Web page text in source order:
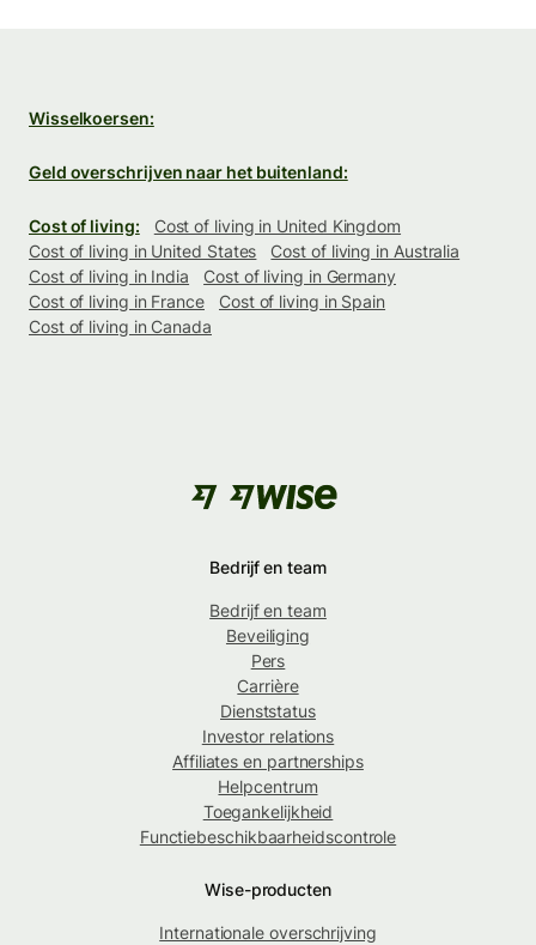
Wisselkoersen:
Geld overschrijven naar het buitenland:
Cost of living:
Cost of living in United Kingdom
Cost of living in United States
Cost of living in Australia
Cost of living in India
Cost of living in Germany
Cost of living in France
Cost of living in Spain
Cost of living in Canada
Bedrijf en team
Bedrijf en team
Beveiliging
Pers
Carrière
Dienststatus
Investor relations
Affiliates en partnerships
Helpcentrum
Toegankelijkheid
Functiebeschikbaarheidscontrole
Wise-producten
Internationale overschrijving